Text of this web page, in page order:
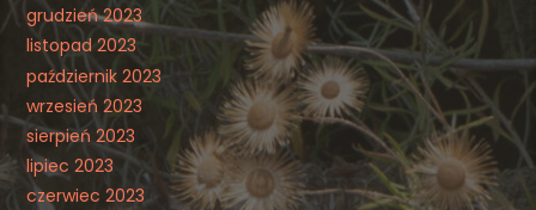
grudzień 2023
listopad 2023
październik 2023
wrzesień 2023
sierpień 2023
lipiec 2023
czerwiec 2023